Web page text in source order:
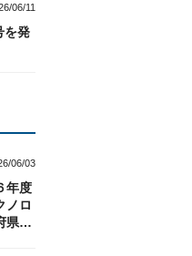
06/11
を発
06/03
年度
ノロ
県の